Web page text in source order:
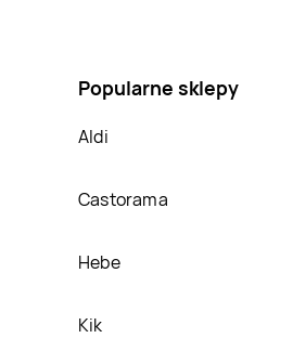
Popularne sklepy
Aldi
Castorama
Hebe
Kik